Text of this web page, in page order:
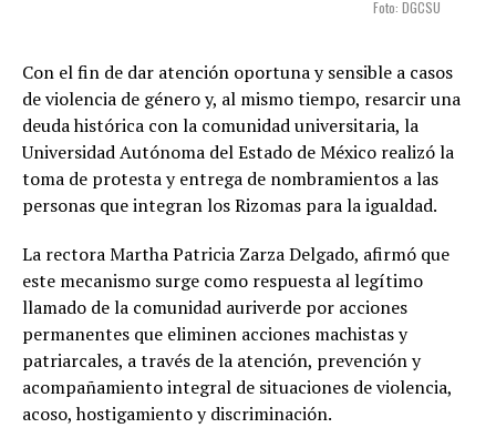
Foto: DGCSU
Con el fin de dar atención oportuna y sensible a casos
de violencia de género y, al mismo tiempo, resarcir una
deuda histórica con la comunidad universitaria, la
Universidad Autónoma del Estado de México realizó la
toma de protesta y entrega de nombramientos a las
personas que integran los Rizomas para la igualdad.
La rectora Martha Patricia Zarza Delgado, afirmó que
este mecanismo surge como respuesta al legítimo
llamado de la comunidad auriverde por acciones
permanentes que eliminen acciones machistas y
patriarcales, a través de la atención, prevención y
acompañamiento integral de situaciones de violencia,
acoso, hostigamiento y discriminación.